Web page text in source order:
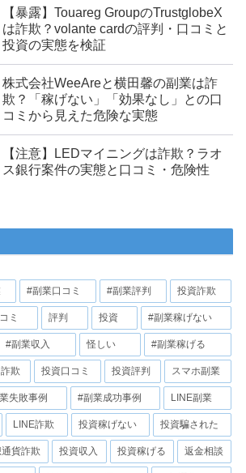
【暴露】Touareg GroupのTrustglobeX
は詐欺？volante cardの評判・口コミと
投資の実態を検証
株式会社WeeAreと横田馨の副業は詐
欺？「稼げない」「効果なし」との口
コミから見えた危険な実態
【注意】LEDマイニングは詐欺？ラオ
ス銀行案件の実態と口コミ・危険性
#副業口コミ #副業評判 投資詐欺
ミ 評判 投資 #副業稼げない
#副業収入 怪しい #副業稼げる
詐欺 投資口コミ 投資評判 スマホ副業
失敗事例 #副業成功事例 LINE副業
LINE詐欺 投資稼げない 投資騙された
貨詐欺 投資収入 投資稼げる 返金相談